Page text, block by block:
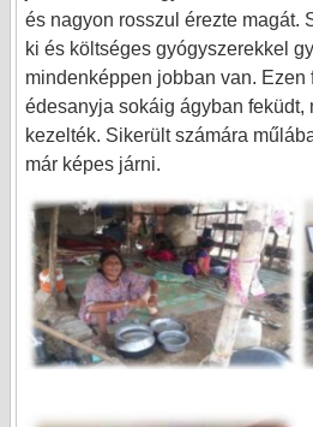
és nagyon rosszul érezte magát.
ki és költséges gyógyszerekkel
mindenképpen jobban van. Ezen
édesanyja sokáig ágyban feküdt,
kezelték. Sikerült számára
már képes járni.